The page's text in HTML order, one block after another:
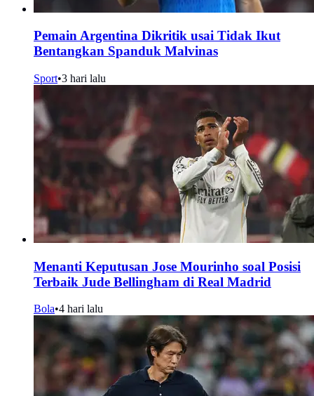
Pemain Argentina Dikritik usai Tidak Ikut
Bentangkan Spanduk Malvinas
Sport•3 hari lalu
Menanti Keputusan Jose Mourinho soal Posisi
Terbaik Jude Bellingham di Real Madrid
Bola•4 hari lalu